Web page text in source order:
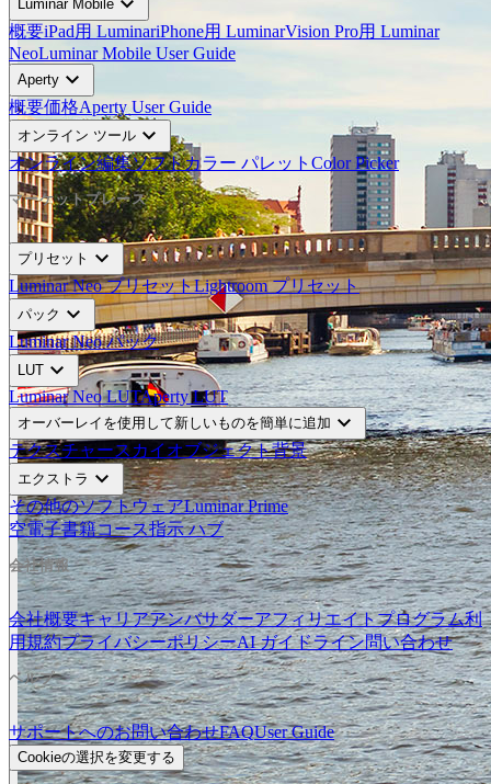
Luminar Mobile
概要iPad用 LuminariPhone用 LuminarVision Pro用 Luminar
NeoLuminar Mobile User Guide
Aperty expand_more
概要価格Aperty User Guide
オンライン ツール expand_more
オンライン編集ソフトカラー パレット Color Picker
マーケットプレース
プリセット expand_more
Luminar Neo プリセットLightroom プリセット
パック expand_more
Luminar Neo パック
LUT expand_more
Luminar Neo LUTAperty LUT
オーバーレイを使用して新しいものを簡単に追加 expand_more
テクスチャースカイオブジェクト背景
エクストラ expand_more
その他のソフトウェアLuminar Prime
空電子書籍コース指示 ハブ
会社情報
会社概要キャリアアンバサダーアフィリエイトプログラム利
用規約プライバシーポリシーAI ガイドライン問い合わせ
ヘルプ
サポートへのお問い合わせFAQUser Guide
Cookieの選択を変更する